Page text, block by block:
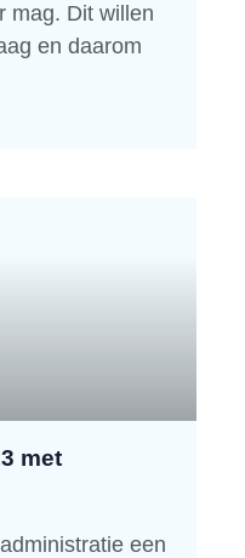
mag. Dit willen
en daarom
met
een